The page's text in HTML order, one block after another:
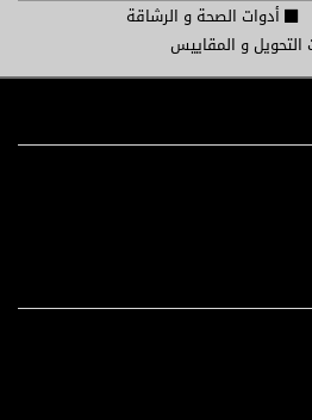
أدوات الصحة و الرشاقة
التحويل و المقاييس